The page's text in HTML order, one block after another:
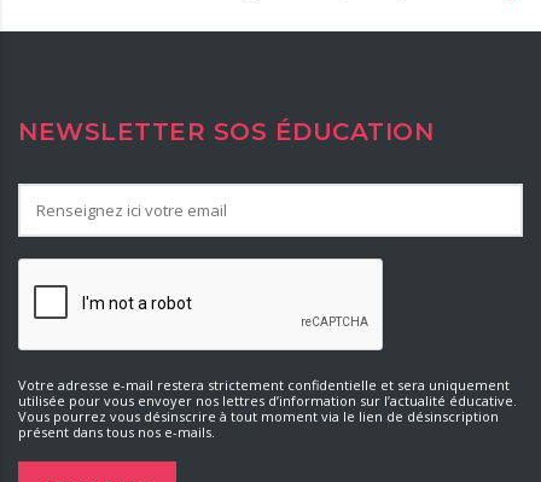
NEWSLETTER SOS ÉDUCATION
Votre adresse e-mail restera strictement confidentielle et sera uniquement
utilisée pour vous envoyer nos lettres d’information sur l’actualité éducative.
Vous pourrez vous désinscrire à tout moment via le lien de désinscription
présent dans tous nos e-mails.